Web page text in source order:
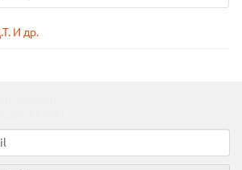
И др.